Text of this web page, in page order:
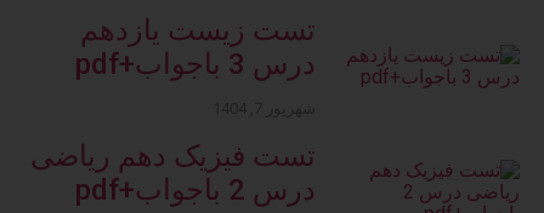
تست زیست یازدهم
درس 3 باجواب+pdf
تست فیزیک دهم ریاضی
درس 2 باجواب+pdf